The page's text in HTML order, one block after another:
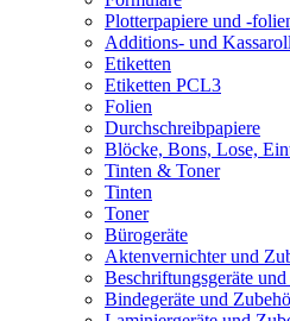
Plotterpapiere und -
Additions- und
Etiketten
Etiketten PCL3
Folien
Durchschreibpapiere
Blöcke, Bons, Lose,
Tinten & Toner
Tinten
Toner
Bürogeräte
Aktenvernichter und
Beschriftungsgeräte
Bindegeräte und